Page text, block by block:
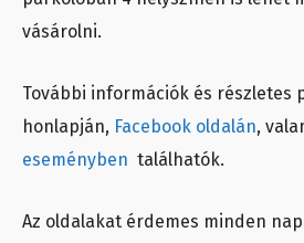
vásárolni.
További információk és részletes
honlapján, Facebook oldalán,
eseményben találhatók.
Az oldalakat érdemes minden